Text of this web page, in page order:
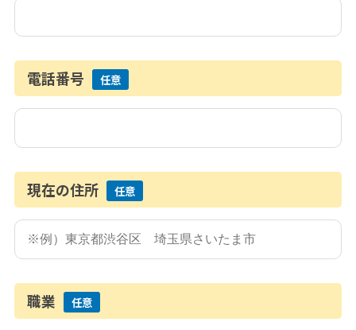
電話番号 任意
現在の住所 任意
職業 任意